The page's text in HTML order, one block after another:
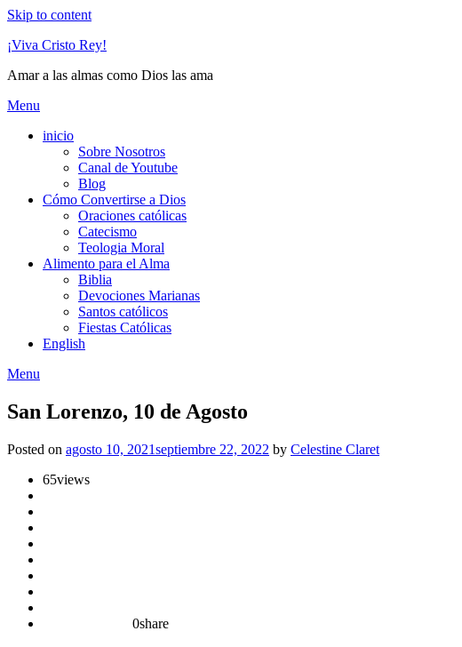
Skip to content
¡Viva Cristo Rey!
Amar a las almas como Dios las ama
Menu
inicio
Sobre Nosotros
Canal de Youtube
Blog
Cómo Convertirse a Dios
Oraciones católicas
Catecismo
Teologia Moral
Alimento para el Alma
Biblia
Devociones Marianas
Santos católicos
Fiestas Católicas
English
Menu
San Lorenzo, 10 de Agosto
Posted on agosto 10, 2021septiembre 22, 2022 by Celestine Claret
65views
0share